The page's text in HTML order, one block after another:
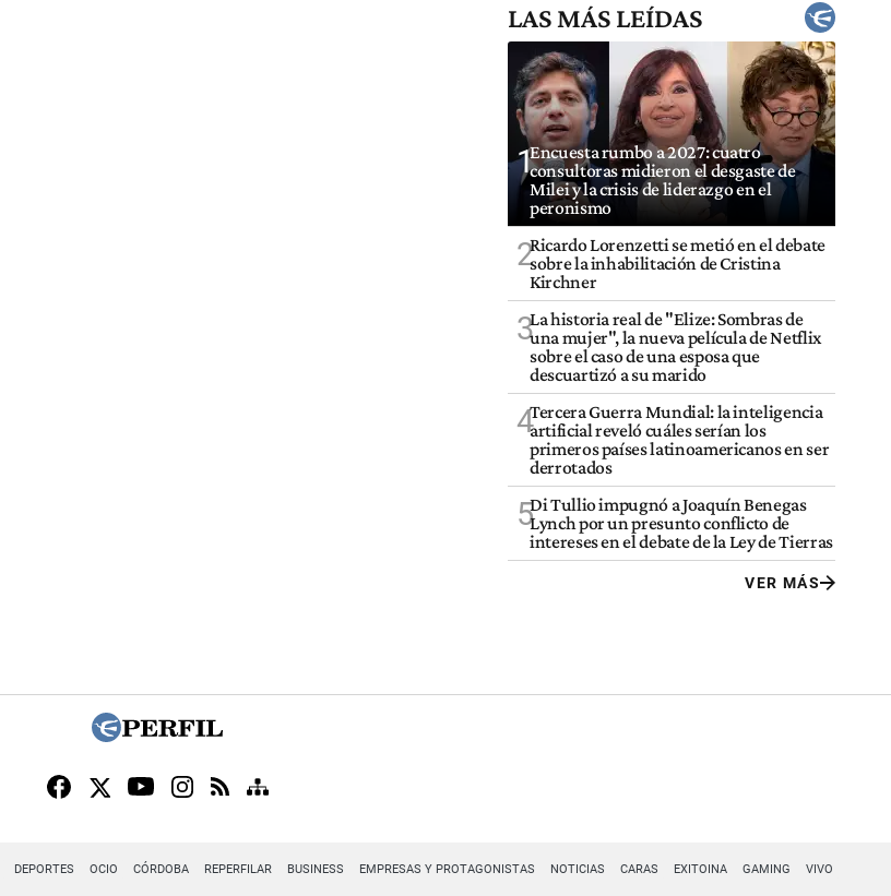
LAS MÁS LEÍDAS
1Encuesta rumbo a 2027: cuatro
consultoras midieron el desgaste de
Milei y la crisis de liderazgo en el
peronismo
2Ricardo Lorenzetti se metió en el debate
sobre la inhabilitación de Cristina
Kirchner
3La historia real de "Elize: Sombras de
una mujer", la nueva película de Netflix
sobre el caso de una esposa que
descuartizó a su marido
4Tercera Guerra Mundial: la inteligencia
artificial reveló cuáles serían los
primeros países latinoamericanos en ser
derrotados
5Di Tullio impugnó a Joaquín Benegas
Lynch por un presunto conflicto de
intereses en el debate de la Ley de Tierras
VER MÁS
DEPORTES OCIO CÓRDOBA REPERFILAR BUSINESS EMPRESAS Y PROTAGONISTAS NOTICIAS CARAS EXITOINA GAMING VIVO